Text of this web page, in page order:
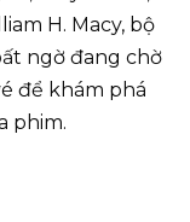
H. Macy, bộ
ngờ đang chờ
để khám phá
phim.